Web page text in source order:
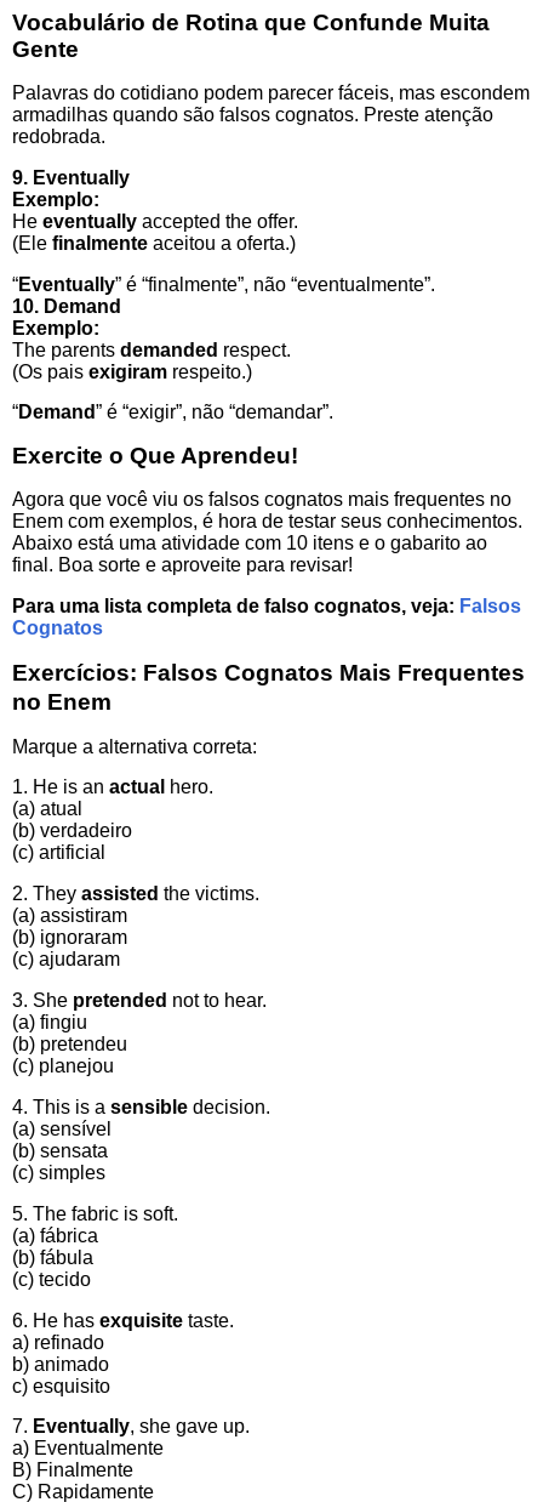
Vocabulário de Rotina que Confunde Muita
Gente
Palavras do cotidiano podem parecer fáceis, mas escondem
armadilhas quando são falsos cognatos. Preste atenção
redobrada.
9. Eventually
Exemplo:
He eventually accepted the offer.
(Ele finalmente aceitou a oferta.)
“Eventually” é “finalmente”, não “eventualmente”.
10. Demand
Exemplo:
The parents demanded respect.
(Os pais exigiram respeito.)
“Demand” é “exigir”, não “demandar”.
Exercite o Que Aprendeu!
Agora que você viu os falsos cognatos mais frequentes no
Enem com exemplos, é hora de testar seus conhecimentos.
Abaixo está uma atividade com 10 itens e o gabarito ao
final. Boa sorte e aproveite para revisar!
Para uma lista completa de falso cognatos, veja: Falsos
Cognatos
Exercícios: Falsos Cognatos Mais Frequentes
no Enem
Marque a alternativa correta:
1. He is an actual hero.
(a) atual
(b) verdadeiro
(c) artificial
2. They assisted the victims.
(a) assistiram
(b) ignoraram
(c) ajudaram
3. She pretended not to hear.
(a) fingiu
(b) pretendeu
(c) planejou
4. This is a sensible decision.
(a) sensível
(b) sensata
(c) simples
5. The fabric is soft.
(a) fábrica
(b) fábula
(c) tecido
6. He has exquisite taste.
a) refinado
b) animado
c) esquisito
7. Eventually, she gave up.
a) Eventualmente
B) Finalmente
C) Rapidamente